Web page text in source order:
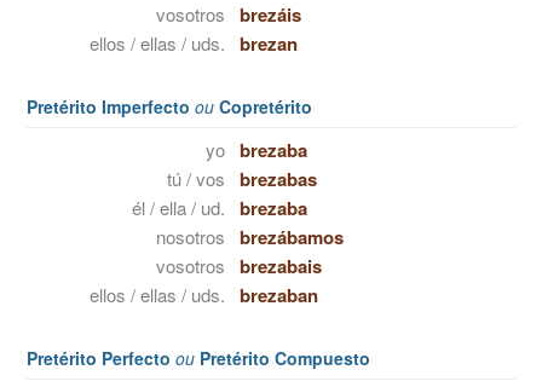
vosotros brezáis
ellos / ellas / uds. brezan
Pretérito Imperfecto ou Copretérito
yo brezaba
tú / vos brezabas
él / ella / ud. brezaba
nosotros brezábamos
vosotros brezabais
ellos / ellas / uds. brezaban
Pretérito Perfecto ou Pretérito Compuesto